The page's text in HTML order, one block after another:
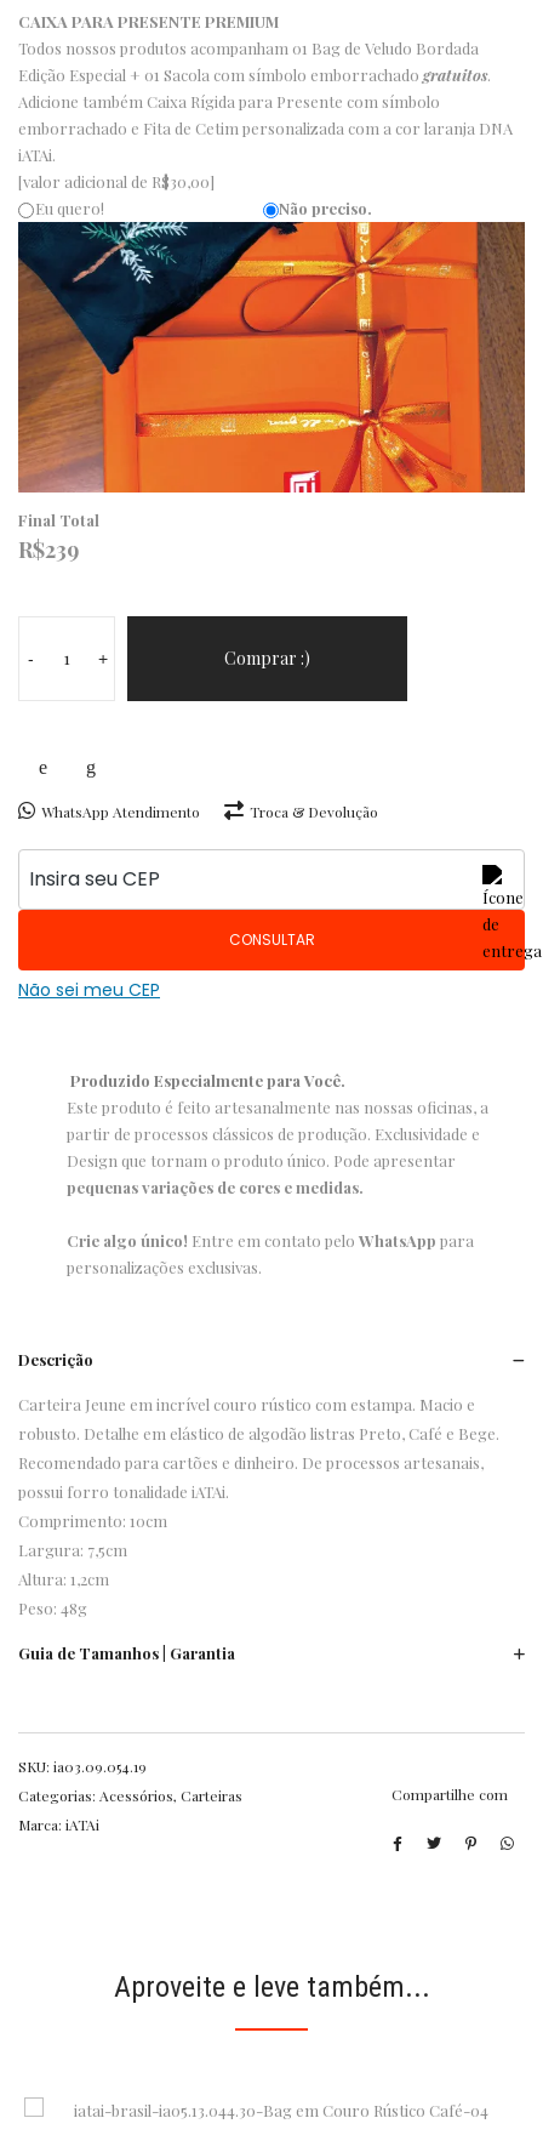
CAIXA PARA PRESENTE PREMIUM
Todos nossos produtos acompanham 01 Bag de Veludo Bordada
Edição Especial + 01 Sacola com símbolo emborrachado gratuitos.
Adicione também Caixa Rígida para Presente com símbolo
emborrachado e Fita de Cetim personalizada com a cor laranja DNA
iATAi.
[valor adicional de R$30,00]
Eu quero!
Não preciso.
Final Total
R$239
-June
Estampado
Café
quantidade
+ Comprar :)
WhatsApp Atendimento Troca & Devolução
CONSULTAR
Não sei meu CEP
Produzido Especialmente para Você.
Este produto é feito artesanalmente nas nossas oficinas, a
partir de processos clássicos de produção. Exclusividade e
Design que tornam o produto único. Pode apresentar
pequenas variações de cores e medidas.
Crie algo único! Entre em contato pelo WhatsApp para
personalizações exclusivas.
Descrição
Carteira Jeune em incrível couro rústico com estampa. Macio e
robusto. Detalhe em elástico de algodão listras Preto, Café e Bege.
Recomendado para cartões e dinheiro. De processos artesanais,
possui forro tonalidade iATAi.
Comprimento: 10cm
Largura: 7,5cm
Altura: 1,2cm
Peso: 48g
Guia de Tamanhos | Garantia
SKU: ia03.09.054.19
Categorias: Acessórios, Carteiras
Marca: iATAi
Compartilhe com
Aproveite e leve também...